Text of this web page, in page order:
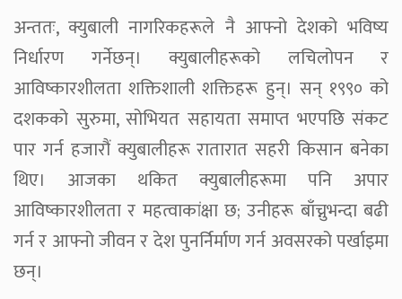
अन्ततः, क्युबाली नागरिकहरूले नै आफ्नो देशको भविष्य
निर्धारण गर्नेछन्। क्युबालीहरूको लचिलोपन र
आविष्कारशीलता शक्तिशाली शक्तिहरू हुन्। सन् १९९० को
दशकको सुरुमा, सोभियत सहायता समाप्त भएपछि संकट
पार गर्न हजारौं क्युबालीहरू रातारात सहरी किसान बनेका
थिए। आजका थकित क्युबालीहरूमा पनि अपार
आविष्कारशीलता र महत्वाकांक्षा छ; उनीहरू बाँच्नुभन्दा बढी
गर्न र आफ्नो जीवन र देश पुनर्निर्माण गर्न अवसरको पर्खाइमा
छन्।